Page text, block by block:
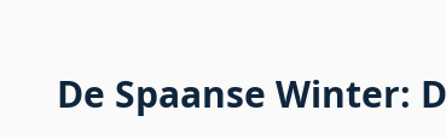
De Spaanse Winter: